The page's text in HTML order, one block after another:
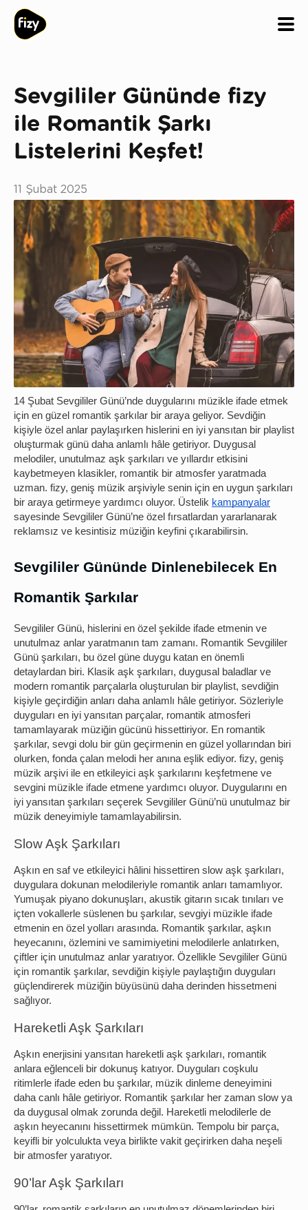
Sevgililer Gününde fizy
ile Romantik Şarkı
Listelerini Keşfet!
11 Şubat 2025
14 Şubat Sevgililer Günü’nde duygularını müzikle ifade etmek
için en güzel romantik şarkılar bir araya geliyor. Sevdiğin
kişiyle özel anlar paylaşırken hislerini en iyi yansıtan bir playlist
oluşturmak günü daha anlamlı hâle getiriyor. Duygusal
melodiler, unutulmaz aşk şarkıları ve yıllardır etkisini
kaybetmeyen klasikler, romantik bir atmosfer yaratmada
uzman. fizy, geniş müzik arşiviyle senin için en uygun şarkıları
bir araya getirmeye yardımcı oluyor. Üstelik kampanyalar
sayesinde Sevgililer Günü’ne özel fırsatlardan yararlanarak
reklamsız ve kesintisiz müziğin keyfini çıkarabilirsin.
Sevgililer Gününde Dinlenebilecek En
Romantik Şarkılar
Sevgililer Günü, hislerini en özel şekilde ifade etmenin ve
unutulmaz anlar yaratmanın tam zamanı. Romantik Sevgililer
Günü şarkıları, bu özel güne duygu katan en önemli
detaylardan biri. Klasik aşk şarkıları, duygusal baladlar ve
modern romantik parçalarla oluşturulan bir playlist, sevdiğin
kişiyle geçirdiğin anları daha anlamlı hâle getiriyor. Sözleriyle
duyguları en iyi yansıtan parçalar, romantik atmosferi
tamamlayarak müziğin gücünü hissettiriyor. En romantik
şarkılar, sevgi dolu bir gün geçirmenin en güzel yollarından biri
olurken, fonda çalan melodi her anına eşlik ediyor. fizy, geniş
müzik arşivi ile en etkileyici aşk şarkılarını keşfetmene ve
sevgini müzikle ifade etmene yardımcı oluyor. Duygularını en
iyi yansıtan şarkıları seçerek Sevgililer Günü’nü unutulmaz bir
müzik deneyimiyle tamamlayabilirsin.
Slow Aşk Şarkıları
Aşkın en saf ve etkileyici hâlini hissettiren slow aşk şarkıları,
duygulara dokunan melodileriyle romantik anları tamamlıyor.
Yumuşak piyano dokunuşları, akustik gitarın sıcak tınıları ve
içten vokallerle süslenen bu şarkılar, sevgiyi müzikle ifade
etmenin en özel yolları arasında. Romantik şarkılar, aşkın
heyecanını, özlemini ve samimiyetini melodilerle anlatırken,
çiftler için unutulmaz anlar yaratıyor. Özellikle Sevgililer Günü
için romantik şarkılar, sevdiğin kişiyle paylaştığın duyguları
güçlendirerek müziğin büyüsünü daha derinden hissetmeni
sağlıyor.
Hareketli Aşk Şarkıları
Aşkın enerjisini yansıtan hareketli aşk şarkıları, romantik
anlara eğlenceli bir dokunuş katıyor. Duyguları coşkulu
ritimlerle ifade eden bu şarkılar, müzik dinleme deneyimini
daha canlı hâle getiriyor. Romantik şarkılar her zaman slow ya
da duygusal olmak zorunda değil. Hareketli melodilerle de
aşkın heyecanını hissettirmek mümkün. Tempolu bir parça,
keyifli bir yolculukta veya birlikte vakit geçirirken daha neşeli
bir atmosfer yaratıyor.
90’lar Aşk Şarkıları